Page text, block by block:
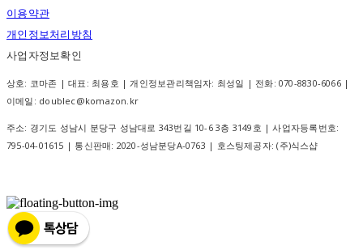
이용약관
개인정보처리방침
사업자정보확인
상호: 코마존 | 대표: 최용호 | 개인정보관리책임자: 최성일 | 전화: 070-8830-6066 |
이메일: doublec@komazon.kr
주소: 경기도 성남시 분당구 성남대로 343번길 10-6 3층 3149호 | 사업자등록번호:
795-04-01615 | 통신판매: 2020-성남분당A-0763 | 호스팅제공자: (주)식스샵